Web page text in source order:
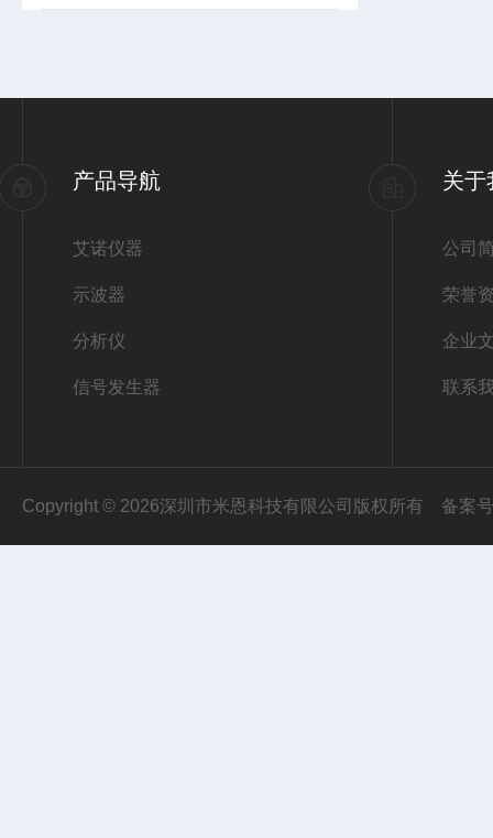
产品导航
艾诺仪器
示波器
分析仪
信号发生器
关于
公司
荣誉
企业
联系
Copyright © 2026深圳市米恩科技有限公司版权所有 备案